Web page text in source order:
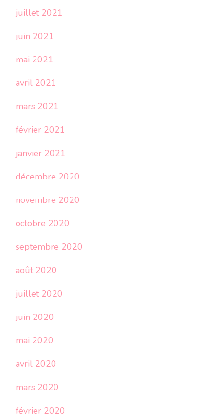
juillet 2021
juin 2021
mai 2021
avril 2021
mars 2021
février 2021
janvier 2021
décembre 2020
novembre 2020
octobre 2020
septembre 2020
août 2020
juillet 2020
juin 2020
mai 2020
avril 2020
mars 2020
février 2020